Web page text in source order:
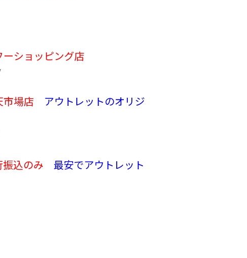
ショッピング店
市場店 アウトレットのオリジ
振込のみ 最安でアウトレット